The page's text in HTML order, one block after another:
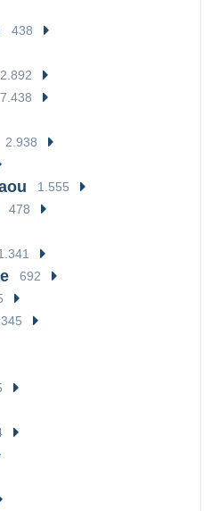
438
2.892
7.438
2.938
1.555
478
692